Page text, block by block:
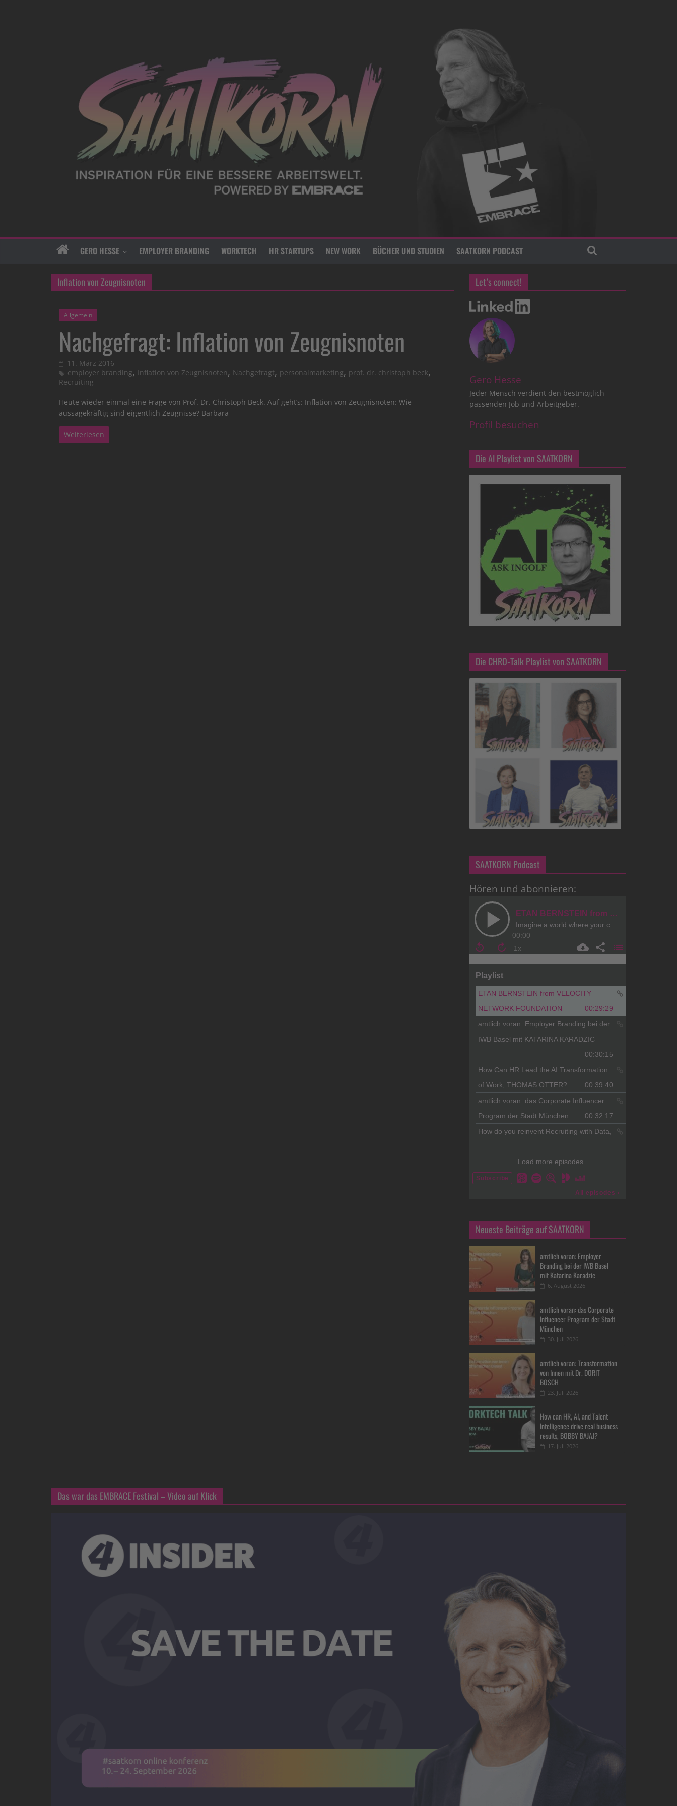
GERO HESSE EMPLOYER BRANDING WORKTECH HR STARTUPS NEW WORK BÜCHER UND STUDIEN SAATKORN PODCAST
Inflation von Zeugnisnoten
Allgemein
Nachgefragt: Inflation von Zeugnisnoten
11. März 2016
employer branding, Inflation von Zeugnisnoten, Nachgefragt, personalmarketing, prof. dr. christoph beck,
Recruiting
Heute wieder einmal eine Frage von Prof. Dr. Christoph Beck. Auf geht’s: Inflation von Zeugnisnoten: Wie
aussagekräftig sind eigentlich Zeugnisse? Barbara
Weiterlesen
Let’s connect!
Gero Hesse
Jeder Mensch verdient den bestmöglich
passenden Job und Arbeitgeber.
Profil besuchen
Die AI Playlist von SAATKORN
Die CHRO-Talk Playlist von SAATKORN
SAATKORN Podcast
Hören und abonnieren:
Neueste Beiträge auf SAATKORN
amtlich voran: Employer
Branding bei der IWB Basel
mit Katarina Karadzic
6. August 2026
amtlich voran: das Corporate
Influencer Program der Stadt
München
30. Juli 2026
amtlich voran: Transformation
von Innen mit Dr. DORIT
BOSCH
23. Juli 2026
How can HR, AI, and Talent
Intelligence drive real business
results, BOBBY BAJAJ?
17. Juli 2026
Das war das EMBRACE Festival – Video auf Klick